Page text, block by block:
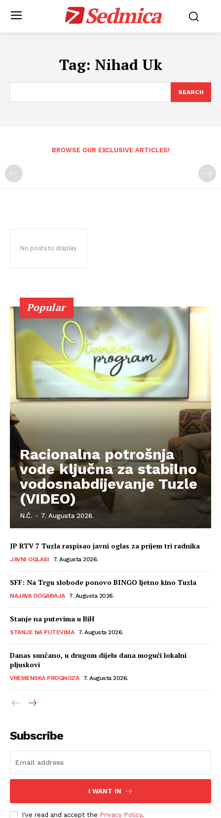
Sedmica
Tag: Nihad Uk
SEARCH
BROWSE OUR EXCLUSIVE ARTICLES!
No posts to display
Popular
Racionalna potrošnja
vode ključna za stabilno
vodosnabdijevanje Tuzle
(VIDEO)
N.Č. - 7. Augusta 2026.
JP RTV 7 Tuzla raspisao javni oglas za prijem tri radnika
JAVNI OGLASI 7. Augusta 2026.
SFF: Na Trgu slobode ponovo BINGO ljetno kino Tuzla
NAJAVA DOGAĐAJA 7. Augusta 2026.
Stanje na putevima u BiH
STANJE NA PUTEVIMA 7. Augusta 2026.
Danas sunčano, u drugom dijelu dana mogući lokalni
pljuskovi
VREMENSKA PROGNOZA 7. Augusta 2026.
Subscribe
I WANT IN
I've read and accept the Privacy Policy.